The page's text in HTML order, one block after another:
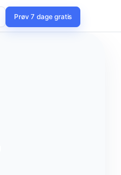
Prøv 7 dage gratis